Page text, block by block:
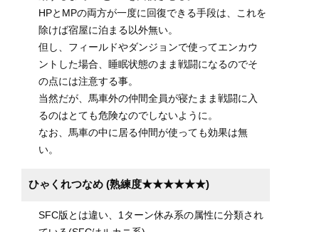
HPとMPの両方が一度に回復できる手段は、これを
除けば宿屋に泊まる以外無い。
但し、フィールドやダンジョンで使ってエンカウ
ントした場合、睡眠状態のまま戦闘になるのでそ
の点には注意する事。
当然だが、馬車外の仲間全員が寝たまま戦闘に入
るのはとても危険なのでしないように。
なお、馬車の中に居る仲間が使っても効果は無
い。
ひゃくれつなめ (熟練度★★★★★★)
SFC版とは違い、1ターン休み系の属性に分類され